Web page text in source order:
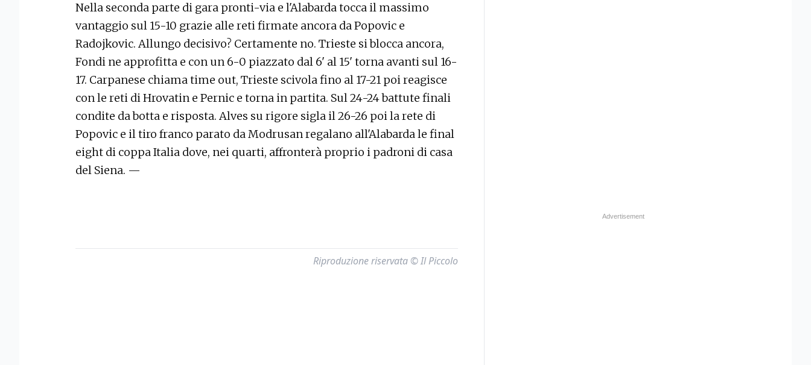
Nella seconda parte di gara pronti-via e l'Alabarda tocca il massimo
vantaggio sul 15-10 grazie alle reti firmate ancora da Popovic e
Radojkovic. Allungo decisivo? Certamente no. Trieste si blocca ancora,
Fondi ne approfitta e con un 6-0 piazzato dal 6' al 15' torna avanti sul 16-
17. Carpanese chiama time out, Trieste scivola fino al 17-21 poi reagisce
con le reti di Hrovatin e Pernic e torna in partita. Sul 24-24 battute finali
condite da botta e risposta. Alves su rigore sigla il 26-26 poi la rete di
Popovic e il tiro franco parato da Modrusan regalano all'Alabarda le final
eight di coppa Italia dove, nei quarti, affronterà proprio i padroni di casa
del Siena. —
Riproduzione riservata © Il Piccolo